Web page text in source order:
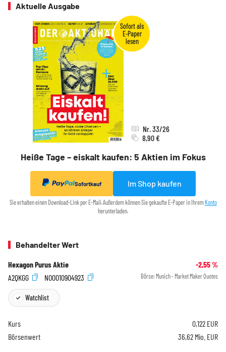
Aktuelle Ausgabe
Heiße Tage – eiskalt kaufen: 5 Aktien im Fokus
Nr. 33/26
8,90 €
Sofortkauf Im Shop kaufen
Sie erhalten einen Download-Link per E-Mail. Außerdem können Sie gekaufte E-Paper in Ihrem Konto
herunterladen.
Behandelter Wert
Hexagon Purus Aktie -2,55%
A2QKGG
NO0010904923 Börse: Munich - Market Maker Quotes
Watchlist
Kurs 0,122 EUR
Börsenwert
36,62 Mio. EUR